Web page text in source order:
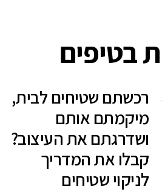
בטיפים
רכשתם שטיחים לבית,
מיקמתם אותם
ושדרגתם את העיצוב?
קבלו את המדריך
לניקוי שטיחים